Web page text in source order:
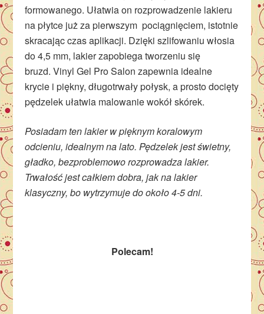
formowanego. Ułatwia on rozprowadzenie lakieru
na płytce już za pierwszym pociągnięciem, istotnie
skracając czas aplikacji. Dzięki szlifowaniu włosia
do 4,5 mm, lakier zapobiega tworzeniu się
bruzd. Vinyl Gel Pro Salon zapewnia idealne
krycie i piękny, długotrwały połysk, a prosto docięty
pędzelek ułatwia malowanie wokół skórek.
Posiadam ten lakier w pięknym koralowym
odcieniu, idealnym na lato. Pędzelek jest świetny,
gładko, bezproblemowo rozprowadza lakier.
Trwałość jest całkiem dobra, jak na lakier
klasyczny, bo wytrzymuje do około 4-5 dni.
Polecam!